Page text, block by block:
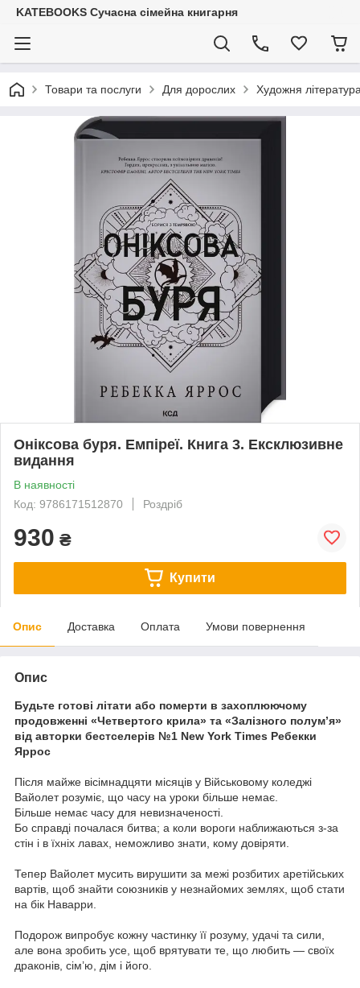
KATEBOOKS Сучасна сімейна книгарня
Товари та послуги Для дорослих Художня
Оніксова буря. Емпіреї. Книга 3. Ексклюзивне
видання
В наявності
Код: 9786171512870
Роздріб
930 ₴
Купити
Опис Доставка Оплата Умови повернення
Опис
Будьте готові літати або померти в захоплюючому
продовженні «Четвертого крила» та «Залізного полум’я»
від авторки бестселерів №1 New York Times Ребекки
Яррос
Після майже вісімнадцяти місяців у Військовому коледжі
Вайолет розуміє, що часу на уроки більше немає.
Більше немає часу для невизначеності.
Бо справді почалася битва; а коли вороги наближаються з-за
стін і в їхніх лавах, неможливо знати, кому довіряти.
Тепер Вайолет мусить вирушити за межі розбитих аретійських
вартів, щоб знайти союзників у незнайомих землях, щоб стати
на бік Наварри.
Подорож випробує кожну частинку її розуму, удачі та сили,
але вона зробить усе, щоб врятувати те, що любить — своїх
драконів, сім’ю, дім і його.